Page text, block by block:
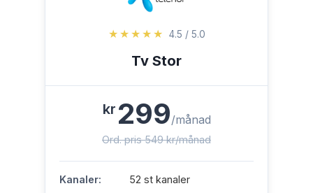
★★★★★ 4.5 / 5.0
Tv Stor
kr 299/månad
Ord. pris 549 kr/månad
Kanaler:
52 st kanaler